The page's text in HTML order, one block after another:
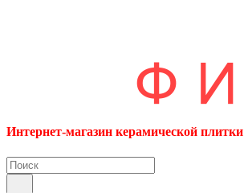
Интернет-магазин керамической плитки